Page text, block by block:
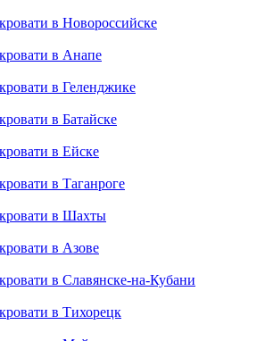
в Новороссийске
в Анапе
в Геленджике
в Батайске
в Ейске
в Таганроге
в Шахты
в Азове
в Славянске-на-Кубани
в Тихорецк